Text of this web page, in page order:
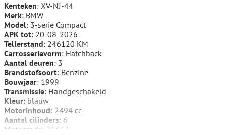
Kenteken: XV-NJ-44
Merk: BMW
Model: 3-serie Compact
APK tot: 20-08-2026
Tellerstand: 246120 KM
Carrosserievorm: Hatchback
Aantal deuren: 3
Brandstofsoort: Benzine
Bouwjaar: 1999
Transmissie: Handgeschakeld
Kleur: blauw
Motorinhoud: 2494 cc
Aantal cilinders: 6
Motorcode : 256S3